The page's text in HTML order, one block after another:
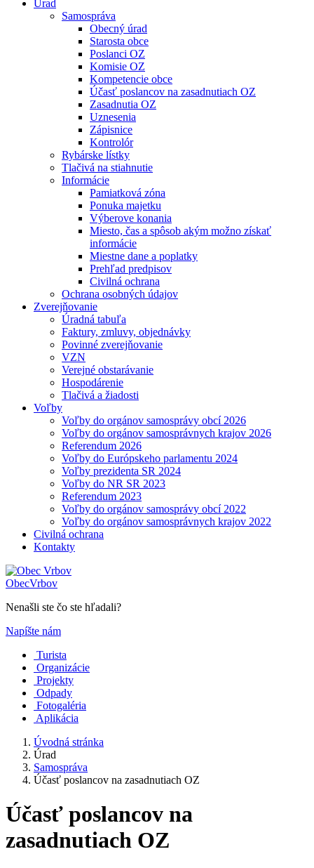
Úrad
Samospráva
Obecný úrad
Starosta obce
Poslanci OZ
Komisie OZ
Kompetencie obce
Účasť poslancov na zasadnutiach OZ
Zasadnutia OZ
Uznesenia
Zápisnice
Kontrolór
Rybárske lístky
Tlačivá na stiahnutie
Informácie
Pamiatková zóna
Ponuka majetku
Výberove konania
Miesto, čas a spôsob akým možno získať
informácie
Miestne dane a poplatky
Prehľad predpisov
Civilná ochrana
Ochrana osobných údajov
Zverejňovanie
Úradná tabuľa
Faktury, zmluvy, objednávky
Povinné zverejňovanie
VZN
Verejné obstarávanie
Hospodárenie
Tlačivá a žiadosti
Voľby
Voľby do orgánov samosprávy obcí 2026
Voľby do orgánov samosprávnych krajov 2026
Referendum 2026
Voľby do Európskeho parlamentu 2024
Voľby prezidenta SR 2024
Voľby do NR SR 2023
Referendum 2023
Voľby do orgánov samosprávy obcí 2022
Voľby do orgánov samosprávnych krajov 2022
Civilná ochrana
Kontakty
ObecVrbov
Nenašli ste čo ste hľadali?
Napíšte nám
Turista
Organizácie
Projekty
Odpady
Fotogaléria
Aplikácia
Úvodná stránka
Úrad
Samospráva
Účasť poslancov na zasadnutiach OZ
Účasť poslancov na
zasadnutiach OZ